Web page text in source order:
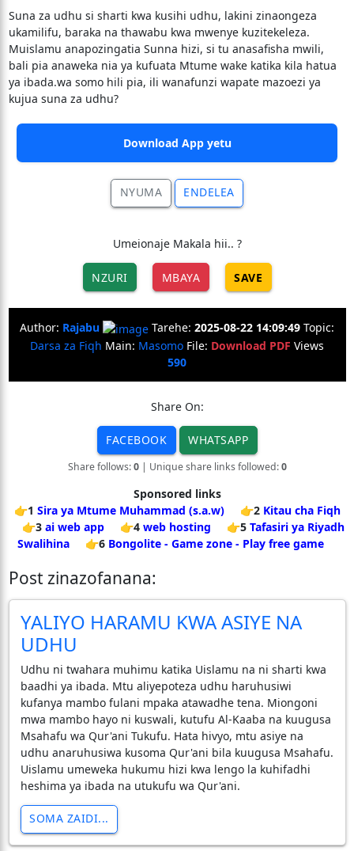
Suna za udhu si sharti kwa kusihi udhu, lakini zinaongeza
ukamilifu, baraka na thawabu kwa mwenye kuzitekeleza.
Muislamu anapozingatia Sunna hizi, si tu anasafisha mwili,
bali pia anaweka nia ya kufuata Mtume wake katika kila hatua
ya ibada.wa somo hili pia, ili wanafunzi wapate mazoezi ya
kujua suna za udhu?
Download App yetu
NYUMA ENDELEA
Umeionaje Makala hii.. ?
NZURI MBAYA SAVE
Author: Rajabu Tarehe: 2025-08-22 14:09:49 Topic:
Darsa za Fiqh Main: Masomo File: Download PDF Views
590
Share On:
FACEBOOK WHATSAPP
Share follows:0| Unique share links followed:0
Sponsored links
👉1 Sira ya Mtume Muhammad (s.a.w) 👉2 Kitau cha Fiqh
👉3 ai web app 👉4 web hosting 👉5 Tafasiri ya Riyadh
Swalihina
👉6 Bongolite - Game zone - Play free game
Post zinazofanana:
YALIYO HARAMU KWA ASIYE NA
UDHU
Udhu ni twahara muhimu katika Uislamu na ni sharti kwa
baadhi ya ibada. Mtu aliyepoteza udhu haruhusiwi
kufanya mambo fulani mpaka atawadhe tena. Miongoni
mwa mambo hayo ni kuswali, kutufu Al-Kaaba na kuugusa
Msahafu wa Qur'ani Tukufu. Hata hivyo, mtu asiye na
udhu anaruhusiwa kusoma Qur'ani bila kuugusa Msahafu.
Uislamu umeweka hukumu hizi kwa lengo la kuhifadhi
heshima ya ibada na utukufu wa Qur'ani.
SOMA ZAIDI...